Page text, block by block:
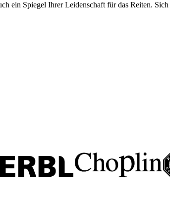
ein Spiegel Ihrer Leidenschaft für das Reiten.